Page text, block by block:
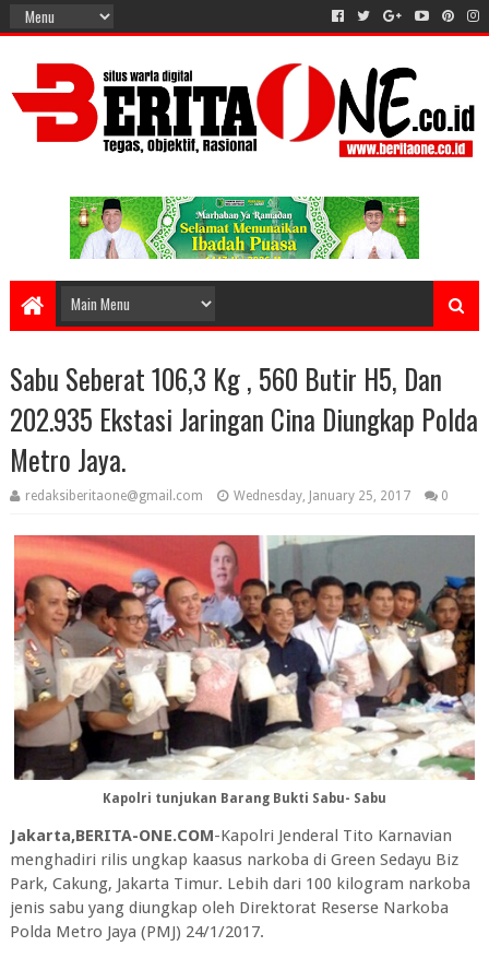
Sabu Seberat 106,3 Kg , 560 Butir H5, Dan
202.935 Ekstasi Jaringan Cina Diungkap Polda
Metro Jaya.
redaksiberitaone@gmail.com Wednesday, January 25, 2017 0
Kapolri tunjukan Barang Bukti Sabu- Sabu
Jakarta,BERITA-ONE.COM-Kapolri Jenderal Tito Karnavian
menghadiri rilis ungkap kaasus narkoba di Green Sedayu Biz
Park, Cakung, Jakarta Timur. Lebih dari 100 kilogram narkoba
jenis sabu yang diungkap oleh Direktorat Reserse Narkoba
Polda Metro Jaya (PMJ) 24/1/2017.